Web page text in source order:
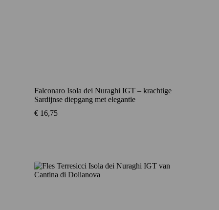
Falconaro Isola dei Nuraghi IGT – krachtige
Sardijnse diepgang met elegantie
€ 16,75